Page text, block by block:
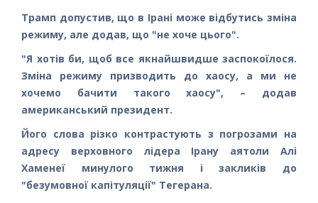
Трамп допустив, що в Ірані може відбутись зміна
режиму, але додав, що "не хоче цього".
"Я хотів би, щоб все якнайшвидше заспокоїлося.
Зміна режиму призводить до хаосу, а ми не
хочемо бачити такого хаосу", – додав
американський президент.
Його слова різко контрастують з погрозами на
адресу верховного лідера Ірану аятоли Алі
Хаменеї минулого тижня і закликів до
"безумовної капітуляції" Тегерана.